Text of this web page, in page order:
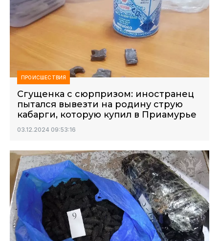
ПРОИСШЕСТВИЯ
Сгущенка с сюрпризом: иностранец
пытался вывезти на родину струю
кабарги, которую купил в Приамурье
03.12.2024 09:53:16